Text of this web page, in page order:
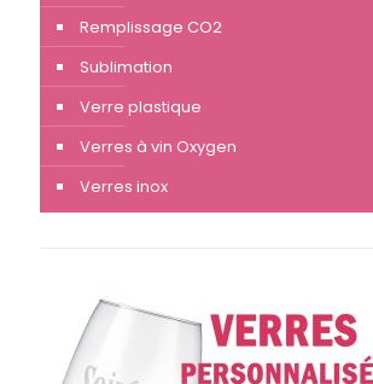
Remplissage CO2
Sublimation
Verre plastique
Verres à vin Oxygen
Verres inox